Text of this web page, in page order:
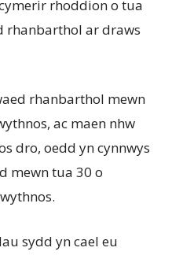
rhoddion o tua
rhanbarthol ar draws
rhanbarthol mewn
ac maen nhw
dro, oedd yn cynnwys
mewn tua 30 o
sydd yn cael eu